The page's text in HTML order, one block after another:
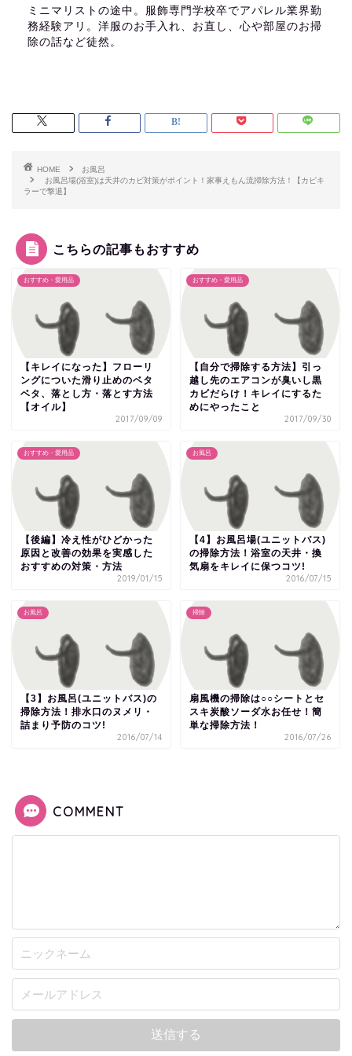
ミニマリストの途中。服飾専門学校卒でアパレル業界勤
務経験アリ。洋服のお手入れ、お直し、心や部屋のお掃
除の話など徒然。
HOME
お風呂
お風呂場(浴室)は天井のカビ対策がポイント！家事えもん流掃除方法！【カビキ
ラーで撃退】
こちらの記事もおすすめ
おすすめ・愛用品
【キレイになった】フローリ
ングについた滑り止めのベタ
ベタ、落とし方・落とす方法
【オイル】
2017/09/09
おすすめ・愛用品
【自分で掃除する方法】引っ
越し先のエアコンが臭いし黒
カビだらけ！キレイにするた
めにやったこと
2017/09/30
おすすめ・愛用品
【後編】冷え性がひどかった
原因と改善の効果を実感した
おすすめの対策・方法
2019/01/15
お風呂
【4】お風呂場(ユニットバス)
の掃除方法！浴室の天井・換
気扇をキレイに保つコツ!
2016/07/15
お風呂
【3】お風呂(ユニットバス)の
掃除方法！排水口のヌメリ・
詰まり予防のコツ!
2016/07/14
掃除
扇風機の掃除は○○シートとセ
スキ炭酸ソーダ水お任せ！簡
単な掃除方法！
2016/07/26
COMMENT